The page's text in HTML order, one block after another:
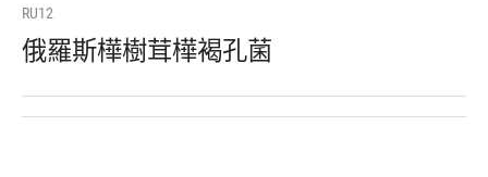
RU12
俄羅斯樺樹茸樺褐孔菌